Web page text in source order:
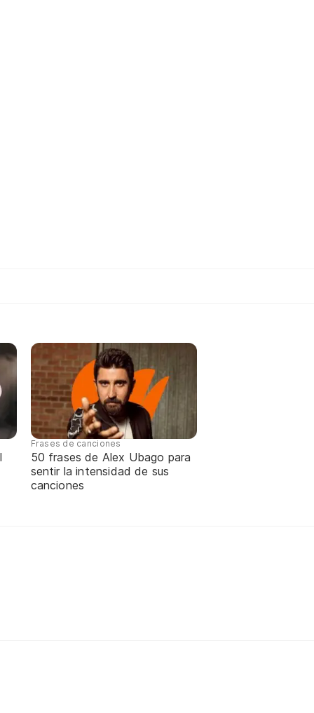
Frases de canciones
50 frases de Alex Ubago para
sentir la intensidad de sus
canciones